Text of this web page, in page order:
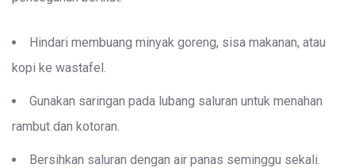
Hindari membuang minyak goreng, sisa makanan, atau
kopi ke wastafel.
Gunakan saringan pada lubang saluran untuk menahan
rambut dan kotoran.
Bersihkan saluran dengan air panas seminggu sekali.